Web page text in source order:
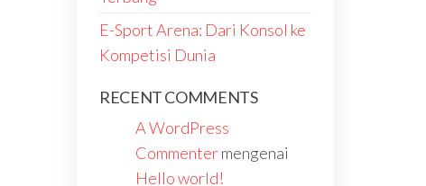
E-Sport Arena: Dari Konsol ke
Kompetisi Dunia
RECENT COMMENTS
A WordPress
Commentermengenai
Hello world!